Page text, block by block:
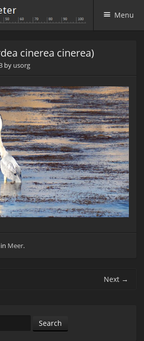
Menu
cinerea cinerea)
by usorg
Meer.
Next →